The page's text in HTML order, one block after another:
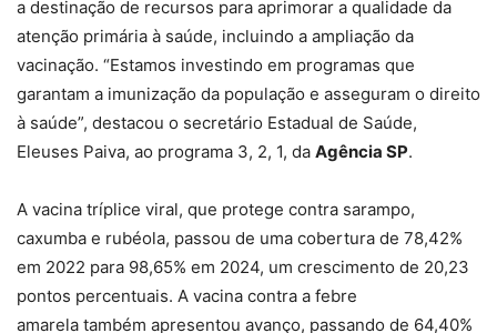
a destinação de recursos para aprimorar a qualidade da
atenção primária à saúde, incluindo a ampliação da
vacinação. “Estamos investindo em programas que
garantam a imunização da população e asseguram o direito
à saúde”, destacou o secretário Estadual de Saúde,
Eleuses Paiva, ao programa 3, 2, 1, da Agência SP.
A vacina tríplice viral, que protege contra sarampo,
caxumba e rubéola, passou de uma cobertura de 78,42%
em 2022 para 98,65% em 2024, um crescimento de 20,23
pontos percentuais. A vacina contra a febre
amarela também apresentou avanço, passando de 64,40%